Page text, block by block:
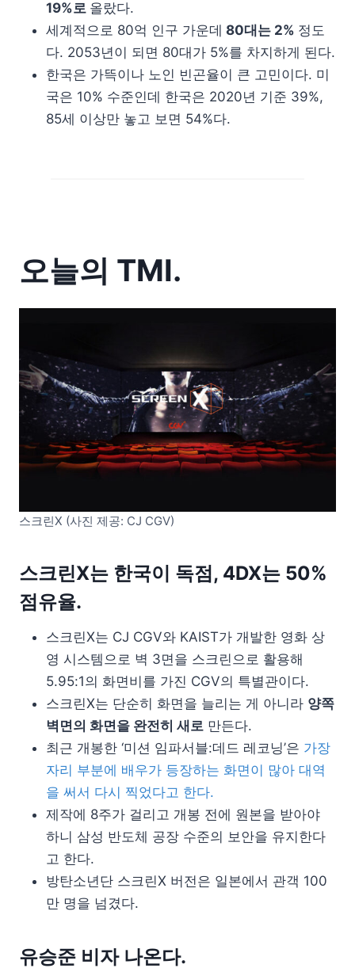
19%로 올랐다.
세계적으로 80억 인구 가운데 80대는 2% 정도
다. 2053년이 되면 80대가 5%를 차지하게 된다.
한국은 가뜩이나 노인 빈곤율이 큰 고민이다. 미
국은 10% 수준인데 한국은 2020년 기준 39%,
85세 이상만 놓고 보면 54%다.
오늘의 TMI.
스크린X (사진 제공: CJ CGV)
스크린X는 한국이 독점, 4DX는 50%
점유율.
스크린X는 CJ CGV와 KAIST가 개발한 영화 상
영 시스템으로 벽 3면을 스크린으로 활용해
5.95:1의 화면비를 가진 CGV의 특별관이다.
스크린X는 단순히 화면을 늘리는 게 아니라 양쪽
벽면의 화면을 완전히 새로 만든다.
최근 개봉한 ‘미션 임파서블:데드 레코닝’은 가장
자리 부분에 배우가 등장하는 화면이 많아 대역
을 써서 다시 찍었다고 한다.
제작에 8주가 걸리고 개봉 전에 원본을 받아야
하니 삼성 반도체 공장 수준의 보안을 유지한다
고 한다.
방탄소년단 스크린X 버전은 일본에서 관객 100
만 명을 넘겼다.
유승준 비자 나온다.